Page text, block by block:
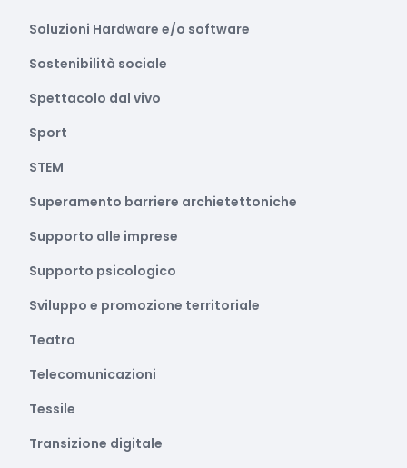
Soluzioni Hardware e/o software
Sostenibilità sociale
Spettacolo dal vivo
Sport
STEM
Superamento barriere archietettoniche
Supporto alle imprese
Supporto psicologico
Sviluppo e promozione territoriale
Teatro
Telecomunicazioni
Tessile
Transizione digitale